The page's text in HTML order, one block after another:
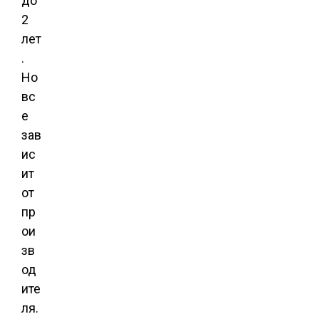
2
лет
.
Но
вс
е
зав
ис
ит
от
пр
ои
зв
од
ите
ля.